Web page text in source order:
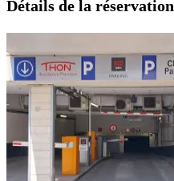
Détails de la réservation